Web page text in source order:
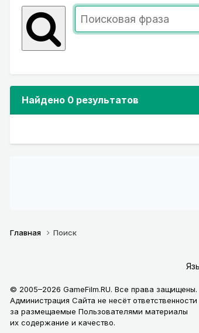
Найдено 0 результатов
Главная Поиск
© 2005–2026 GameFilm.RU. Все права защищены.
Администрация Сайта не несёт ответственности
за размещаемые Пользователями материалы
их содержание и качество.